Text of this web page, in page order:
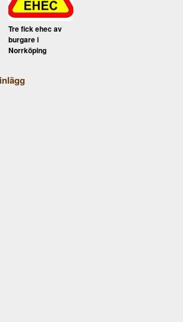
Tre fick ehec av
burgare i
Norrköping